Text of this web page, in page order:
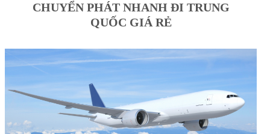
CHUYỂN PHÁT NHANH ĐI TRUNG
QUỐC GIÁ RẺ